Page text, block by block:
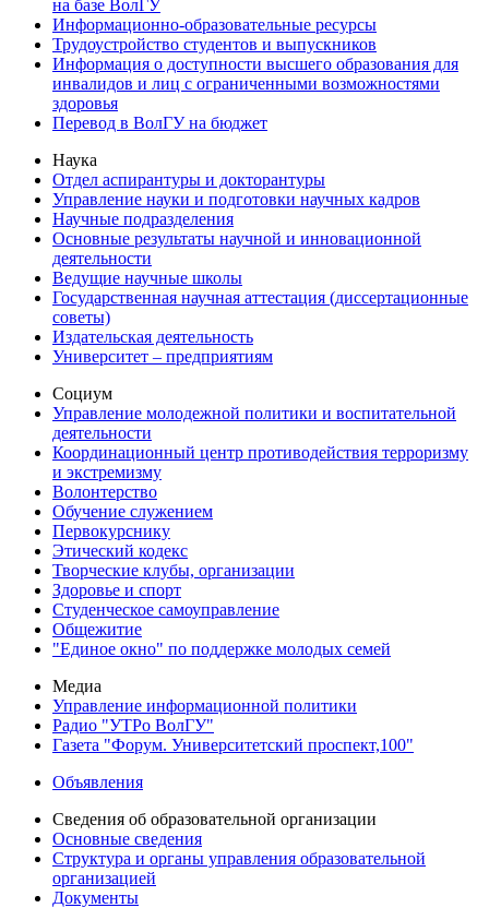
на базе ВолГУ
Информационно-образовательные ресурсы
Трудоустройство студентов и выпускников
Информация о доступности высшего образования для
инвалидов и лиц с ограниченными возможностями
здоровья
Перевод в ВолГУ на бюджет
Наука
Отдел аспирантуры и докторантуры
Управление науки и подготовки научных кадров
Научные подразделения
Основные результаты научной и инновационной
деятельности
Ведущие научные школы
Государственная научная аттестация (диссертационные
советы)
Издательская деятельность
Университет – предприятиям
Социум
Управление молодежной политики и воспитательной
деятельности
Координационный центр противодействия терроризму
и экстремизму
Волонтерство
Обучение служением
Первокурснику
Этический кодекс
Творческие клубы, организации
Здоровье и спорт
Студенческое самоуправление
Общежитие
"Единое окно" по поддержке молодых семей
Медиа
Управление информационной политики
Радио "УТРо ВолГУ"
Газета "Форум. Университетский проспект,100"
Объявления
Сведения об образовательной организации
Основные сведения
Структура и органы управления образовательной
организацией
Документы